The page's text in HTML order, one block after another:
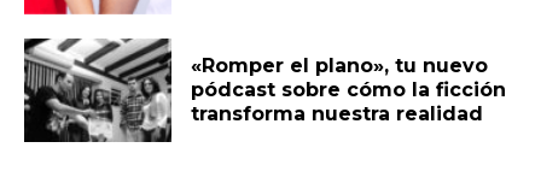
«Romper el plano», tu nuevo
pódcast sobre cómo la ficción
transforma nuestra realidad